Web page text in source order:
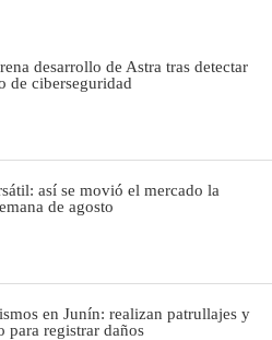
desarrollo de Astra tras detectar
de ciberseguridad
así se movió el mercado la
de agosto
en Junín: realizan patrullajes y
para registrar daños